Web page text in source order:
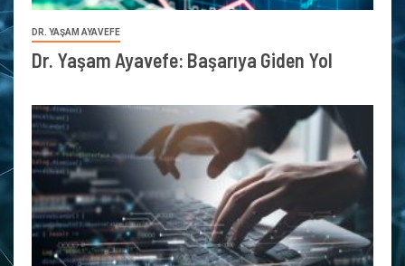
DR. YAŞAM AYAVEFE
Dr. Yaşam Ayavefe: Başarıya Giden Yol